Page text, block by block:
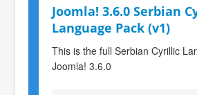
Joomla! 3.6.0 Serbian
Language Pack (v1)
This is the full Serbian Cyrillic
Joomla! 3.6.0